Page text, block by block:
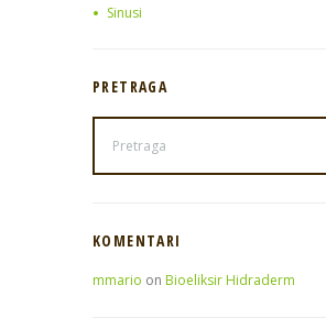
Sinusi
PRETRAGA
KOMENTARI
mmario on Bioeliksir Hidraderm